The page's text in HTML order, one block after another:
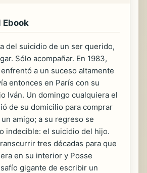
Ebook
del suicidio de un ser querido,
Sólo acompañar. En 1983,
a un suceso altamente
entonces en París con su
Iván. Un domingo cualquiera el
de su domicilio para comprar
amigo; a su regreso se
indecible: el suicidio del hijo.
tres décadas para que
en su interior y Posse
gigante de escribir un